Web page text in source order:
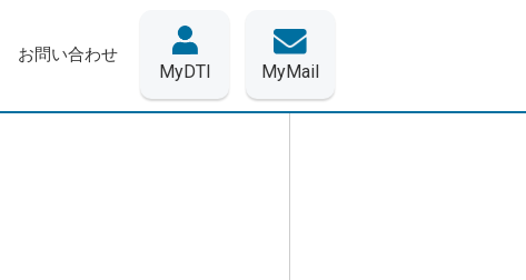
お問い合わせ
MyDTI MyMail